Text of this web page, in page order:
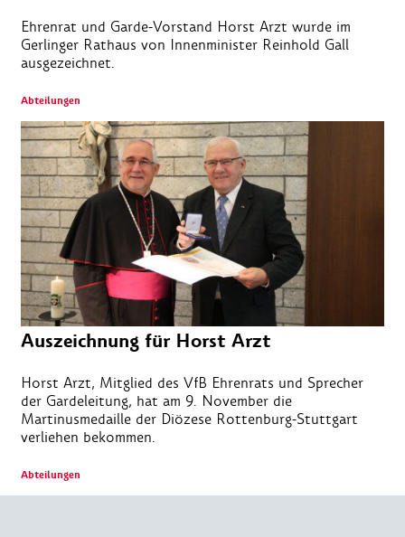
Ehrenrat und Garde-Vorstand Horst Arzt wurde im
Gerlinger Rathaus von Innenminister Reinhold Gall
ausgezeichnet.
Abteilungen
Auszeichnung für Horst Arzt
Horst Arzt, Mitglied des VfB Ehrenrats und Sprecher
der Gardeleitung, hat am 9. November die
Martinusmedaille der Diözese Rottenburg-Stuttgart
verliehen bekommen.
Abteilungen